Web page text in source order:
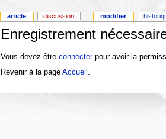
Enregistrement
Vous devez être connecterpour avoir la
Revenir à la page Accueil
article discussion modifier